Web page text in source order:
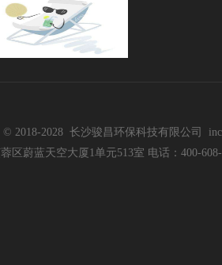
2018-2028 长沙骏昌环保科技有限公司
区蔚蓝天空大厦1单元513室 电话：400-